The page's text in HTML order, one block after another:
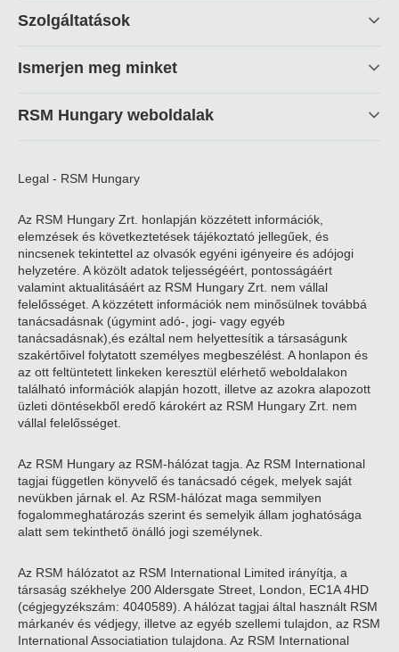
Footer
Szolgáltatások
Ismerjen meg minket
RSM Hungary weboldalak
Legal - RSM Hungary
Az RSM Hungary Zrt. honlapján közzétett információk,
elemzések és következtetések tájékoztató jellegűek, és
nincsenek tekintettel az olvasók egyéni igényeire és adójogi
helyzetére. A közölt adatok teljességéért, pontosságáért
valamint aktualitásáért az RSM Hungary Zrt. nem vállal
felelősséget. A közzétett információk nem minősülnek továbbá
tanácsadásnak (úgymint adó-, jogi- vagy egyéb
tanácsadásnak),és ezáltal nem helyettesítik a társaságunk
szakértőivel folytatott személyes megbeszélést. A honlapon és
az ott feltüntetett linkeken keresztül elérhető weboldalakon
található információk alapján hozott, illetve az azokra alapozott
üzleti döntésekből eredő károkért az RSM Hungary Zrt. nem
vállal felelősséget.
Az RSM Hungary az RSM-hálózat tagja. Az RSM International
tagjai független könyvelő és tanácsadó cégek, melyek saját
nevükben járnak el. Az RSM-hálózat maga semmilyen
fogalommeghatározás szerint és semelyik állam joghatósága
alatt sem tekinthető önálló jogi személynek.
Az RSM hálózatot az RSM International Limited irányítja, a
társaság székhelye 200 Aldersgate Street, London, EC1A 4HD
(cégjegyzékszám: 4040589). A hálózat tagjai által használt RSM
márkanév és védjegy, illetve az egyéb szellemi tulajdon, az RSM
International Associatiation tulajdona. Az RSM International